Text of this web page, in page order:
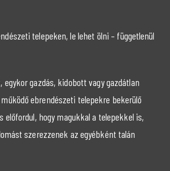
telepeken, le lehet ölni – függetlenül
egykor gazdás, kidobott vagy gazdátlan
ebrendészeti telepekre bekerülő
hogy magukkal a telepekkel is,
szerezzenek az egyébként talán